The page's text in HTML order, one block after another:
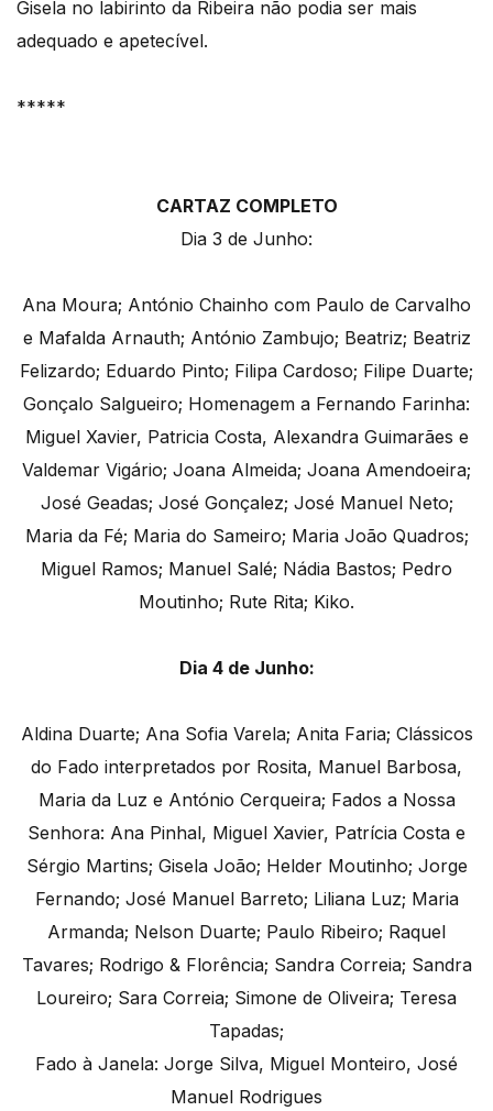
Gisela no labirinto da Ribeira não podia ser mais
adequado e apetecível.
*****
CARTAZ COMPLETO
Dia 3 de Junho:
Ana Moura; António Chainho com Paulo de Carvalho
e Mafalda Arnauth; António Zambujo; Beatriz; Beatriz
Felizardo; Eduardo Pinto; Filipa Cardoso; Filipe Duarte;
Gonçalo Salgueiro; Homenagem a Fernando Farinha:
Miguel Xavier, Patricia Costa, Alexandra Guimarães e
Valdemar Vigário; Joana Almeida; Joana Amendoeira;
José Geadas; José Gonçalez; José Manuel Neto;
Maria da Fé; Maria do Sameiro; Maria João Quadros;
Miguel Ramos; Manuel Salé; Nádia Bastos; Pedro
Moutinho; Rute Rita; Kiko.
Dia 4 de Junho:
Aldina Duarte; Ana Sofia Varela; Anita Faria; Clássicos
do Fado interpretados por Rosita, Manuel Barbosa,
Maria da Luz e António Cerqueira; Fados a Nossa
Senhora: Ana Pinhal, Miguel Xavier, Patrícia Costa e
Sérgio Martins; Gisela João; Helder Moutinho; Jorge
Fernando; José Manuel Barreto; Liliana Luz; Maria
Armanda; Nelson Duarte; Paulo Ribeiro; Raquel
Tavares; Rodrigo & Florência; Sandra Correia; Sandra
Loureiro; Sara Correia; Simone de Oliveira; Teresa
Tapadas;
Fado à Janela: Jorge Silva, Miguel Monteiro, José
Manuel Rodrigues